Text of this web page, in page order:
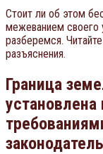
Стоит ли об этом
межеванием своего
разберемся.
разъяснения.
Граница
установлена